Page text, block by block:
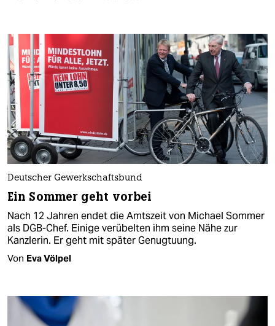
Deutscher Gewerkschaftsbund
Ein Sommer geht vorbei
Nach 12 Jahren endet die Amtszeit von Michael Sommer
als DGB-Chef. Einige verübelten ihm seine Nähe zur
Kanzlerin. Er geht mit später Genugtuung.
Von Eva Völpel